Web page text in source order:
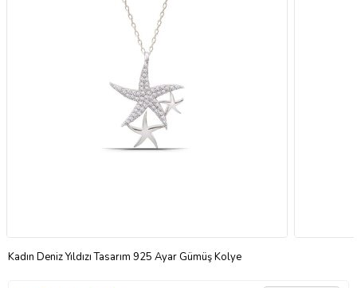
Kadın Deniz Yıldızı Tasarım 925 Ayar Gümüş Kolye